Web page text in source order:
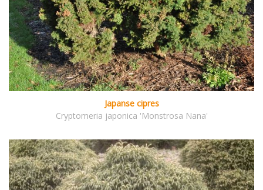
Japanse cipres
Cryptomeria japonica 'Monstrosa Nana'